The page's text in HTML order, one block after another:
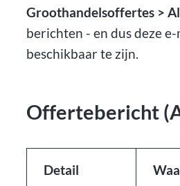
Groothandelsoffertes >
berichten - en dus deze
beschikbaar te zijn.
Offertebericht
Detail